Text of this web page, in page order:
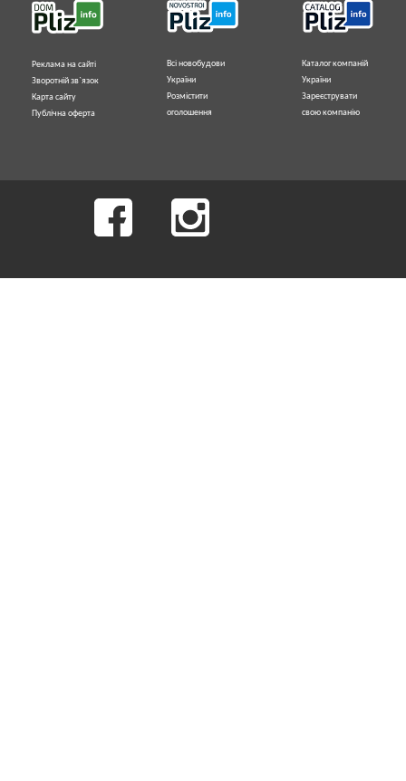
Реклама на сайті
Зворотній зв`язок
Карта сайту
Публічна оферта
Всі новобудови
України
Розмістити
оголошення
Каталог компаній
України
Зареєструвати
свою компанію